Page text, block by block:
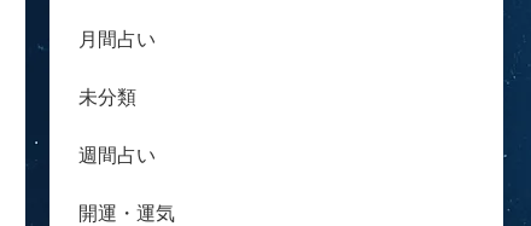
月間占い
未分類
週間占い
開運・運気